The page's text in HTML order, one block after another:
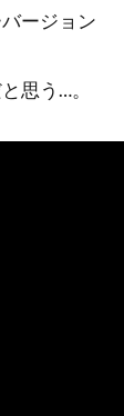
ージョン
思う…。